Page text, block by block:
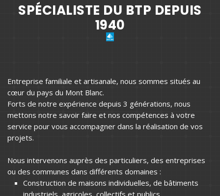
SPÉCIALISTE DU BTP DEPUIS
1940
Entreprise familiale et artisanale, nous sommes situés au
cœur du pays du Mont Blanc.
Forts de notre expérience depuis 3 générations, nous
mettons notre savoir faire et nos compétences à votre
service pour vous accompagner dans la réalisation de vos
projets.
Nous intervenons auprès des particuliers, des entreprises
ou des communes dans différents domaines :
Construction de maisons individuelles, de bâtiments
industriels, agricoles, collectifs et publics